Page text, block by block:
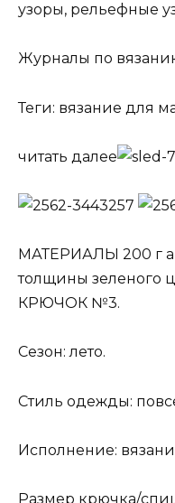
узоры, рельефные
Журналы по
Теги: вязание для
читать далее
МАТЕРИАЛЫ 200 г
толщины зеленого
КРЮЧОК №3.
Сезон: лето.
Стиль одежды:
Исполнение:
Размер крючка/